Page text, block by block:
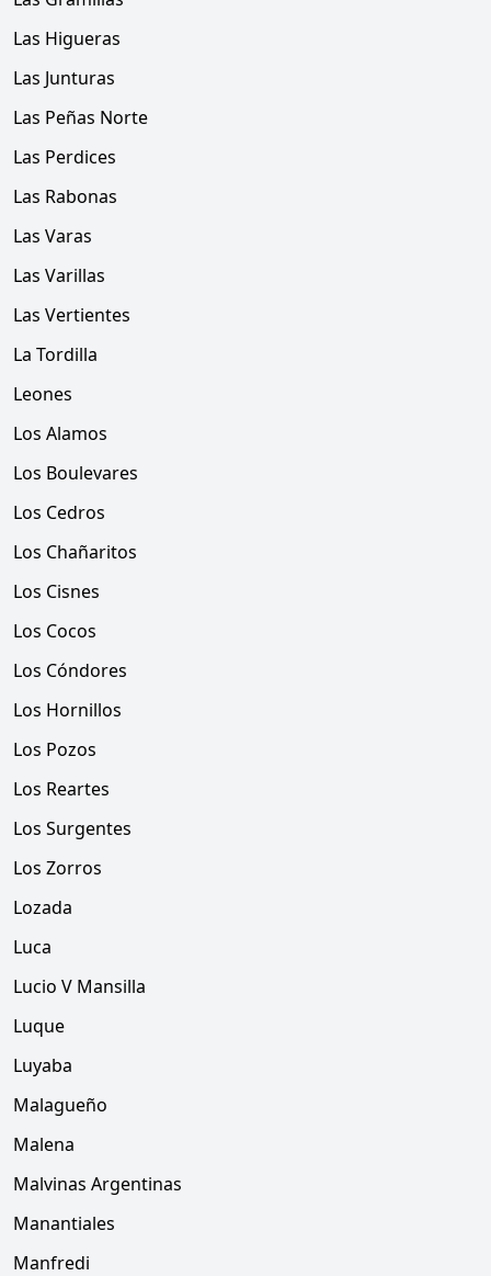
Las Higueras
Las Junturas
Las Peñas Norte
Las Perdices
Las Rabonas
Las Varas
Las Varillas
Las Vertientes
La Tordilla
Leones
Los Alamos
Los Boulevares
Los Cedros
Los Chañaritos
Los Cisnes
Los Cocos
Los Cóndores
Los Hornillos
Los Pozos
Los Reartes
Los Surgentes
Los Zorros
Lozada
Luca
Lucio V Mansilla
Luque
Luyaba
Malagueño
Malena
Malvinas Argentinas
Manantiales
Manfredi